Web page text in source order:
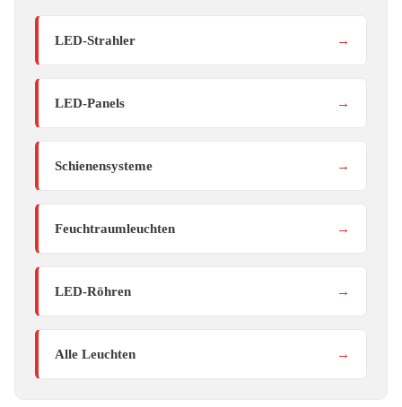
LED-Strahler →
LED-Panels →
Schienensysteme →
Feuchtraumleuchten →
LED-Röhren →
Alle Leuchten →